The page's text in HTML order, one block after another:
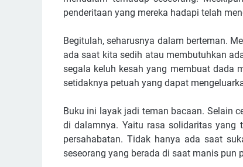
penderitaan yang mereka hadapi telah
Begitulah, seharusnya dalam berteman.
ada saat kita sedih atau membutuhkan
segala keluh kesah yang membuat dada
setidaknya petuah yang dapat
Buku ini layak jadi teman bacaan. Selain
di dalamnya. Yaitu rasa solidaritas yang
persahabatan. Tidak hanya ada saat
seseorang yang berada di saat manis pun